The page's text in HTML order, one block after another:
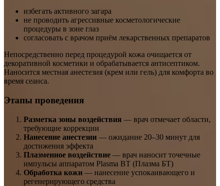
избегать активного загара
не проводить агрессивные косметологические
процедуры в зоне глаз
согласовать с врачом приём лекарственных препаратов
Непосредственно перед процедурой кожа очищается от
декоративной косметики и обрабатывается антисептиком.
Наносится местная анестезия (крем или гель) для комфорта во
время сеанса.
Этапы проведения
Разметка зоны воздействия — врач отмечает области,
требующие коррекции
Нанесение анестезии — ожидание 20–30 минут для
достижения эффекта
Плазменное воздействие — врач наносит точечные
импульсы аппаратом Plasma BT (Плазма БТ)
Обработка кожи — нанесение успокаивающего и
регенерирующего средства